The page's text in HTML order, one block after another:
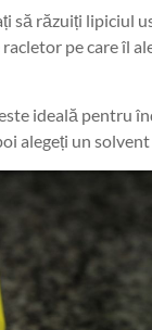
să răzuiți lipiciul
pe care îl
ideală pentru
alegeți un